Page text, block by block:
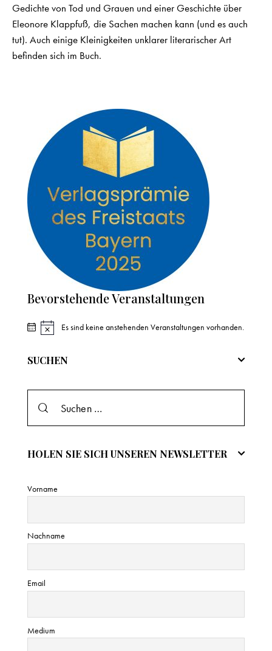
Gedichte von Tod und Grauen und einer Geschichte über
Eleonore Klappfuß, die Sachen machen kann (und es auch
tut). Auch einige Kleinigkeiten unklarer literarischer Art
befinden sich im Buch.
Bevorstehende Veranstaltungen
H
n
w
i
Es sind keine anstehenden Veranstaltungen vorhanden.
SUCHEN
HOLEN SIE SICH UNSEREN NEWSLETTER
Vorname
Nachname
Email
Medium